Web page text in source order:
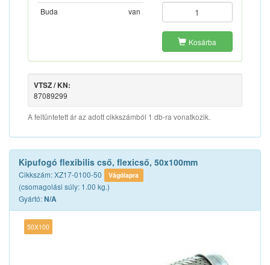
Buda
van
Kosárba
VTSZ / KN:
87089299
A feltüntetett ár az adott cikkszámból 1 db-ra vonatkozik.
Kipufogó flexibilis cső, flexicső, 50x100mm
Cikkszám: XZ17-0100-50 Vágólapra
(csomagolási súly: 1.00 kg.)
Gyártó:N/A
50X100